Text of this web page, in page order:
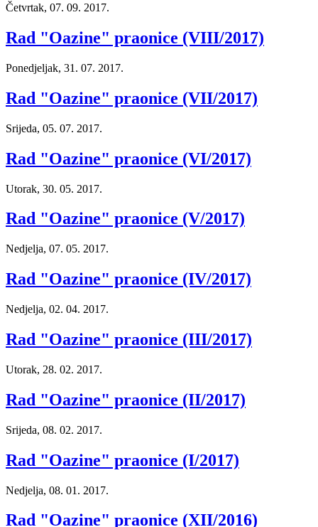
Četvrtak, 07. 09. 2017.
Rad "Oazine" praonice (VIII/2017)
Ponedjeljak, 31. 07. 2017.
Rad "Oazine" praonice (VII/2017)
Srijeda, 05. 07. 2017.
Rad "Oazine" praonice (VI/2017)
Utorak, 30. 05. 2017.
Rad "Oazine" praonice (V/2017)
Nedjelja, 07. 05. 2017.
Rad "Oazine" praonice (IV/2017)
Nedjelja, 02. 04. 2017.
Rad "Oazine" praonice (III/2017)
Utorak, 28. 02. 2017.
Rad "Oazine" praonice (II/2017)
Srijeda, 08. 02. 2017.
Rad "Oazine" praonice (I/2017)
Nedjelja, 08. 01. 2017.
Rad "Oazine" praonice (XII/2016)